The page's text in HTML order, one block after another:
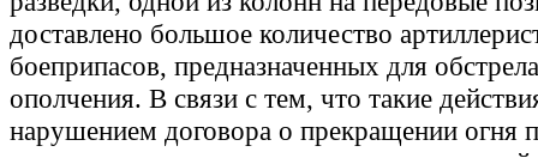
доставлено большое количество
боеприпасов, предназначенных для
ополчения. В связи с тем, что такие
нарушением договора о прекращении огня